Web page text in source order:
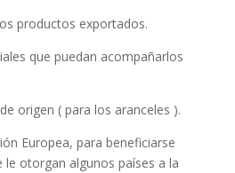
productos exportados.
que puedan acompañarlos
origen ( para los aranceles ).
Europea, para beneficiarse
otorgan algunos países a la